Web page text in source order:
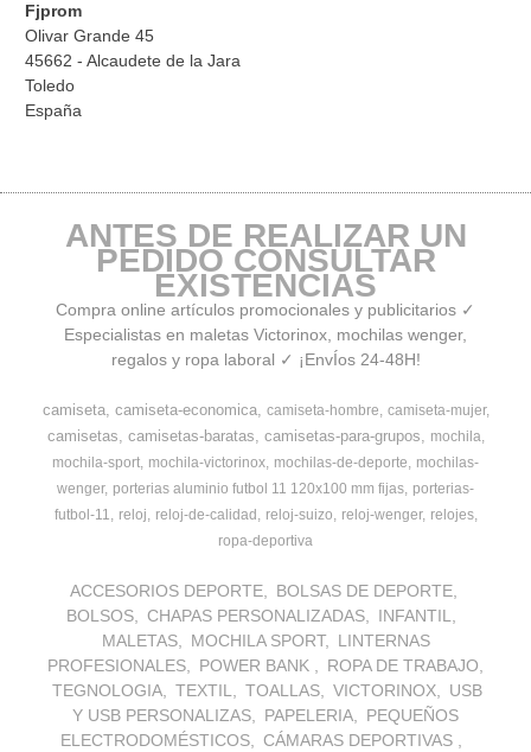
Fjprom
Olivar Grande 45
45662 - Alcaudete de la Jara
Toledo
España
ANTES DE REALIZAR UN
PEDIDO CONSULTAR
EXISTENCIAS
Compra online artículos promocionales y publicitarios ✓
Especialistas en maletas Victorinox, mochilas wenger,
regalos y ropa laboral ✓ ¡EnvÍos 24-48H!
camiseta camiseta-economica camiseta-hombre camiseta-mujer
camisetas camisetas-baratas camisetas-para-grupos
mochila
mochila-sport mochila-victorinox mochilas-de-deporte
mochilas-
wenger porterias aluminio futbol 11 120x100 mm fijas porterias-
futbol-11
reloj reloj-de-calidad reloj-suizo reloj-wenger
relojes
ropa-deportiva
ACCESORIOS DEPORTE
BOLSAS DE DEPORTE
BOLSOS
CHAPAS PERSONALIZADAS
INFANTIL
MALETAS
MOCHILA SPORT
LINTERNAS
PROFESIONALES
POWER BANK
ROPA DE TRABAJO
TEGNOLOGIA
TEXTIL TOALLAS VICTORINOX
USB
Y USB PERSONALIZAS
PAPELERIA
PEQUEÑOS
ELECTRODOMÉSTICOS
CÁMARAS DEPORTIVAS